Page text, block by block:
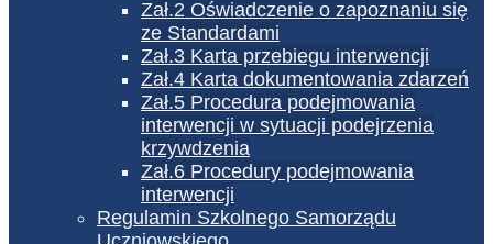
Zał.2 Oświadczenie o zapoznaniu się
ze Standardami
Zał.3 Karta przebiegu interwencji
Zał.4 Karta dokumentowania zdarzeń
Zał.5 Procedura podejmowania
interwencji w sytuacji podejrzenia
krzywdzenia
Zał.6 Procedury podejmowania
interwencji
Regulamin Szkolnego Samorządu